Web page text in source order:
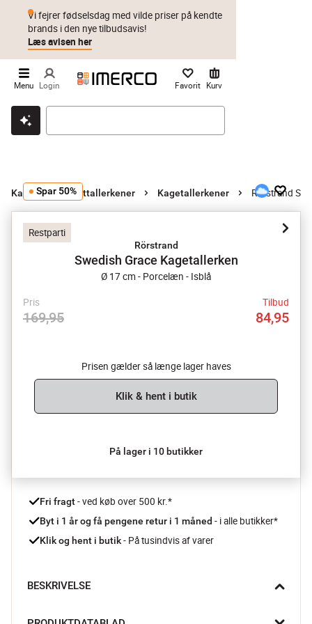
Klik & hent Byt i 1 år Prismatch
Vi fejrer fødselsdag med vilde priser på kendte
brands i den nye tilbudsavis!
Læs avisen her
Menu Login Favorit Kurv
Kage- og desserttallerkener Kagetallerkener Rörstrand
Restparti
Spar 50%
Rörstrand
Swedish Grace Kagetallerken
Ø 17 cm - Porcelæn - Isblå
Pris
169,95
Tilbud
84,95
Prisen gælder så længe lager haves
Klik & hent i butik
På lager i 10 butikker
Fri fragt - ved køb over 500 kr.*
Byt i 1 år og få pengene retur i 1 måned - i alle butikker*
Klik og hent i butik - På tusindvis af varer
BESKRIVELSE